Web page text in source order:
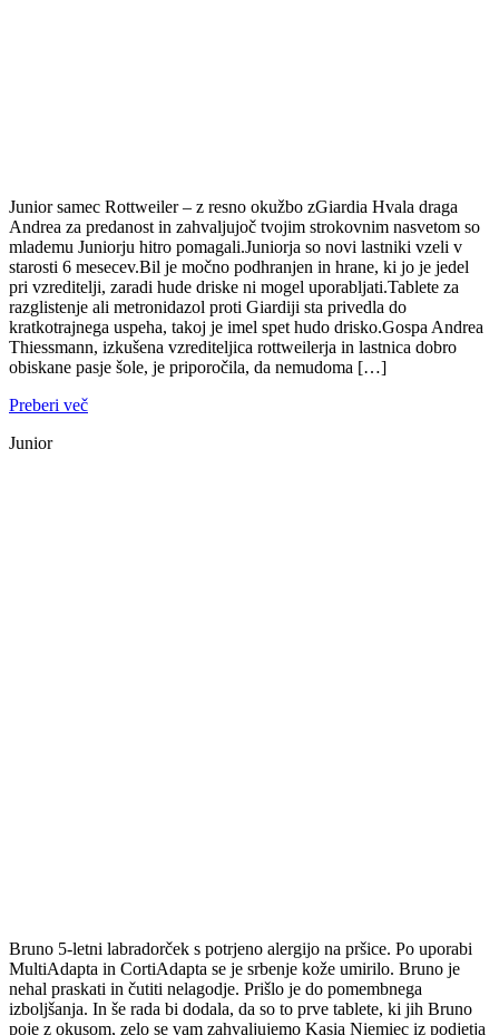
Junior samec Rottweiler – z resno okužbo zGiardia Hvala draga
Andrea za predanost in zahvaljujoč tvojim strokovnim nasvetom so
mlademu Juniorju hitro pomagali.Juniorja so novi lastniki vzeli v
starosti 6 mesecev.Bil je močno podhranjen in hrane, ki jo je jedel
pri vzreditelji, zaradi hude driske ni mogel uporabljati.Tablete za
razglistenje ali metronidazol proti Giardiji sta privedla do
kratkotrajnega uspeha, takoj je imel spet hudo drisko.Gospa Andrea
Thiessmann, izkušena vzrediteljica rottweilerja in lastnica dobro
obiskane pasje šole, je priporočila, da nemudoma […]
Preberi več
Junior
Bruno 5-letni labradorček s potrjeno alergijo na pršice. Po uporabi
MultiAdapta in CortiAdapta se je srbenje kože umirilo. Bruno je
nehal praskati in čutiti nelagodje. Prišlo je do pomembnega
izboljšanja. In še rada bi dodala, da so to prve tablete, ki jih Bruno
poje z okusom, zelo se vam zahvaljujemo Kasia Niemiec iz podjetja